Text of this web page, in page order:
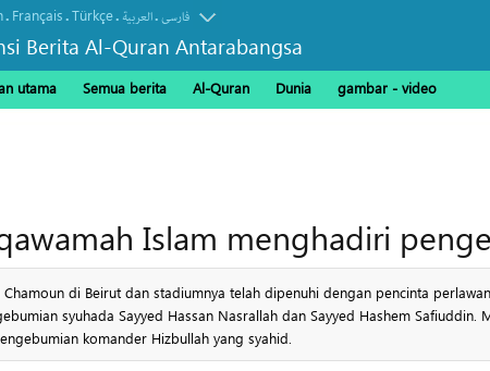
. Français.Türkçe. العربیة.فارسی
Berita Al-Quran Antarabangsa
utama Semua berita Al-Quran Dunia gambar - video
Islam menghadiri
Chamoun di Beirut dan stadiumnya telah dipenuhi dengan pencinta
syuhada Sayyed Hassan Nasrallah dan Sayyed Hashem
komander Hizbullah yang syahid.